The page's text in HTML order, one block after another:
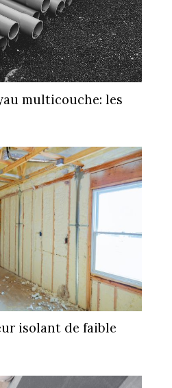
multicouche: les
isolant de faible